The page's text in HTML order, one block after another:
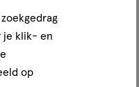
je klik- en
op